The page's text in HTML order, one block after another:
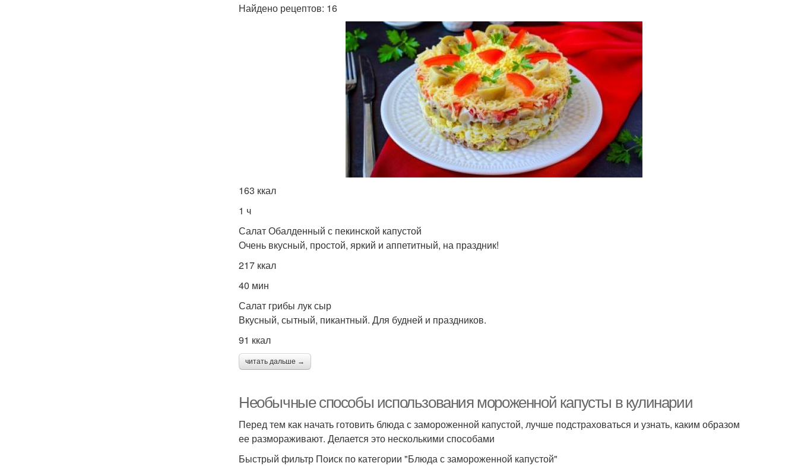
Найдено рецептов: 16
163 ккал
1 ч
Салат Обалденный с пекинской капустой
Очень вкусный, простой, яркий и аппетитный, на праздник!
217 ккал
40 мин
Салат грибы лук сыр
Вкусный, сытный, пикантный. Для будней и праздников.
91 ккал
читать дальше →
Необычные способы использования мороженной капусты в кулинарии
Перед тем как начать готовить блюда с замороженной капустой, лучше подстраховаться и узнать, каким образом
ее размораживают. Делается это несколькими способами
Быстрый фильтр Поиск по категории "Блюда с замороженной капустой"